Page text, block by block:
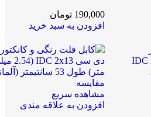
190,000 تومان
افزودن به سبد خرید
مقایسه
مشاهده سریع
افزودن به علاقه مندی